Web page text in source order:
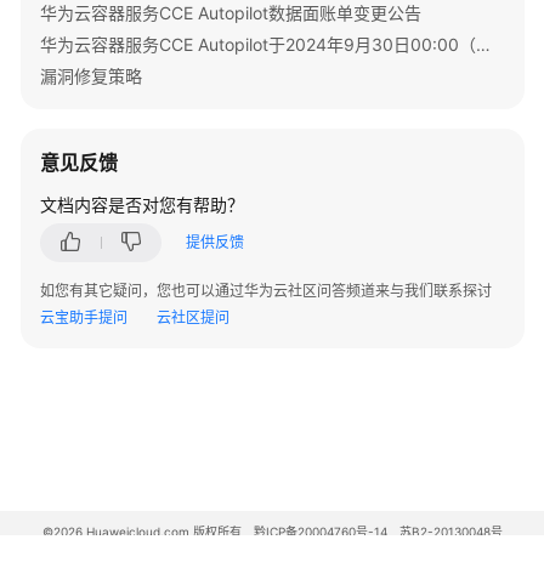
华为云容器服务CCE Autopilot数据面账单变更公告
华为云容器服务CCE Autopilot于2024年9月30日00:00（北京时间）转商
漏洞修复策略
意见反馈
文档内容是否对您有帮助？
提供反馈
如您有其它疑问，您也可以通过华为云社区问答频道来与我们联系探讨
云宝助手提问
云社区提问
©2026 Huaweicloud.com 版权所有 黔ICP备20004760号-14
苏B2-20130048号